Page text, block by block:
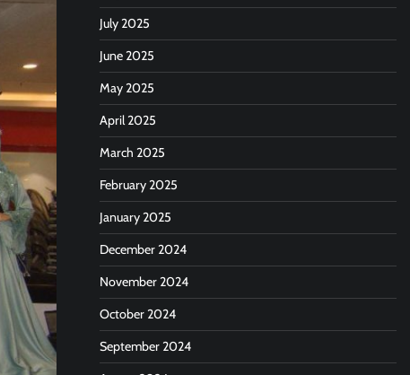
July 2025
June 2025
May 2025
April 2025
March 2025
February 2025
January 2025
December 2024
November 2024
October 2024
September 2024